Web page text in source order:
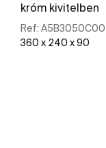
króm kivitelben
Ref: A5B3050C00
360 x 240 x 90